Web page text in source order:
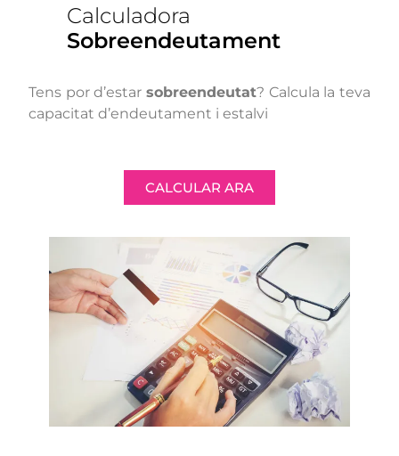
Calculadora
Sobreendeutament
Tens por d’estar sobreendeutat? Calcula la teva
capacitat d’endeutament i estalvi
CALCULAR ARA